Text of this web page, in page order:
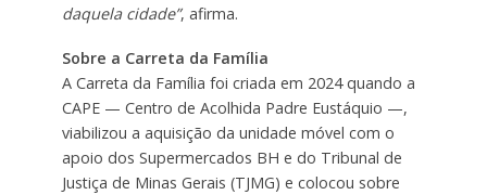
daquela cidade”, afirma.
Sobre a Carreta da Família
A Carreta da Família foi criada em 2024 quando a
CAPE — Centro de Acolhida Padre Eustáquio —,
viabilizou a aquisição da unidade móvel com o
apoio dos Supermercados BH e do Tribunal de
Justiça de Minas Gerais (TJMG) e colocou sobre